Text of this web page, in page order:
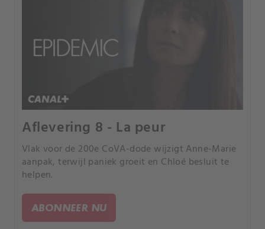
Aflevering 8 - La peur
Vlak voor de 200e CoVA-dode wijzigt Anne-Marie
aanpak, terwijl paniek groeit en Chloé besluit te
helpen.
ABONNEER NU